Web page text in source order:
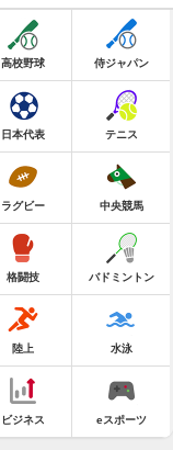
高校野球 侍ジャパン
日本代表 テニス
ラグビー 中央競馬
格闘技 バドミントン
陸上 水泳
ビジネス eスポーツ